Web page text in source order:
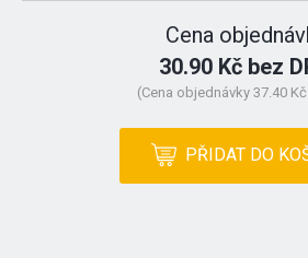
Cena
30.90 Kč bez
(Cena objednávky 37.40
PŘIDAT DO